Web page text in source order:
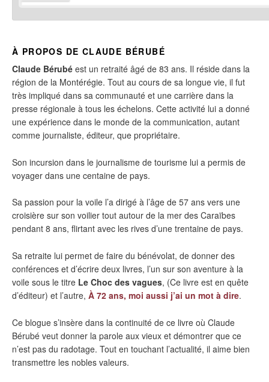
À PROPOS DE CLAUDE BÉRUBÉ
Claude Bérubé est un retraité âgé de 83 ans. Il réside dans la
région de la Montérégie. Tout au cours de sa longue vie, il fut
très impliqué dans sa communauté et une carrière dans la
presse régionale à tous les échelons. Cette activité lui a donné
une expérience dans le monde de la communication, autant
comme journaliste, éditeur, que propriétaire.
Son incursion dans le journalisme de tourisme lui a permis de
voyager dans une centaine de pays.
Sa passion pour la voile l’a dirigé à l’âge de 57 ans vers une
croisière sur son voilier tout autour de la mer des Caraïbes
pendant 8 ans, flirtant avec les rives d’une trentaine de pays.
Sa retraite lui permet de faire du bénévolat, de donner des
conférences et d’écrire deux livres, l’un sur son aventure à la
voile sous le titre Le Choc des vagues, (Ce livre est en quête
d’éditeur) et l’autre, À 72 ans, moi aussi j’ai un mot à dire.
Ce blogue s’insère dans la continuité de ce livre où Claude
Bérubé veut donner la parole aux vieux et démontrer que ce
n’est pas du radotage. Tout en touchant l’actualité, il aime bien
transmettre les nobles valeurs.